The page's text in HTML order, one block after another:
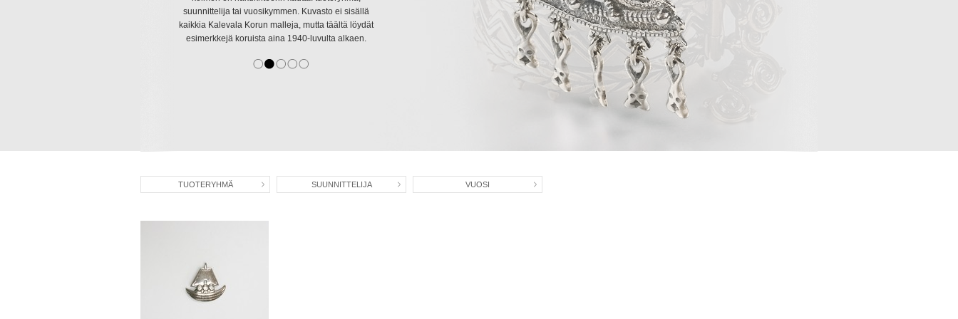
suunnittelija tai vuosikymmen. Kuvasto ei sisällä
kaikkia Kalevala Korun malleja, mutta täältä löydät
esimerkkejä koruista aina 1940-luvulta alkaen.
suunnittelija tai vuosikymmen. Kuvasto ei sisällä
kaikkia Kalevala Korun malleja, mutta täältä löydät
esimerkkejä koruista aina 1940-luvulta alkaen.
TUOTERYHMÄ SUUNNITTELIJA VUOSI